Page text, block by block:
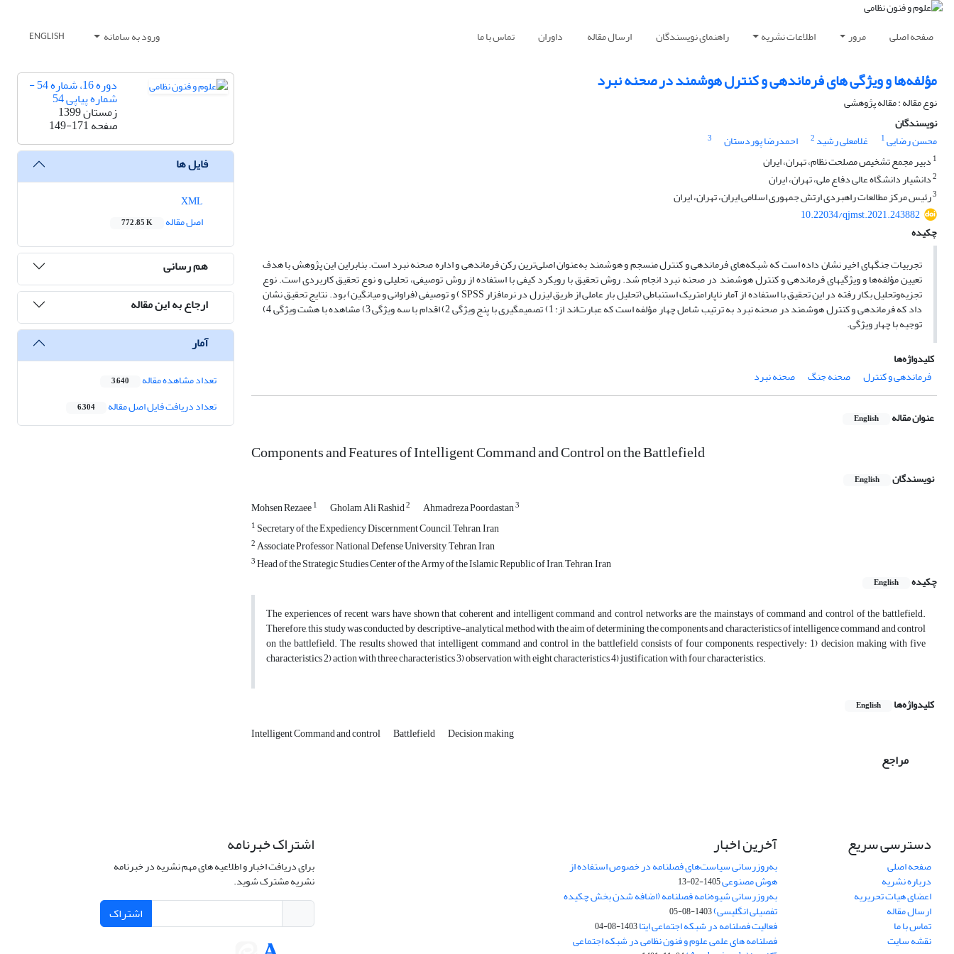
صفحه اصلی مرور اطلاعات نشریه راهنمای نویسندگان ارسال مقاله داوران تماس با ما ورود به سامانه ENGLISH
مؤلفه‌ها و ویژگی های فرماندهی و کنترل هوشمند در صحنه نبرد
نوع مقاله : مقاله پژوهشی
نویسندگان
محسن رضایی1 غلامعلی رشید 2 احمدرضا پوردستان
3
1 دبیر مجمع تشخیص مصلحت نظام، تهران، ایران
2دانشیار دانشگاه عالی دفاع ملی، تهران، ایران
3رئیس مرکز مطالعات راهبردی ارتش جمهوری اسلامی ایران، تهران، ایران
10.22034/qjmst.2021.243882
چکیده
تجربیات جنگ­های اخیر نشان داده است که شبکه‌های فرماندهی و کنترل منسجم و هوشمند به‌عنوان اصلی‌ترین رکن فرماندهی و اداره صحنه نبرد است. بنابراین این پژوهش با هدف
تعیین مؤلفه‌ها و ویژگی­های فرماندهی و کنترل هوشمند در صحنه نبرد انجام شد. روش تحقیق با رویکرد کیفی با استفاده از روش توصیفی، تحلیلی و نوع تحقیق کاربردی است. نوع
تجزیه‌وتحلیل بکار رفته در این تحقیق با استفاده از آمار ناپارامتریک استنباطی (تحلیل بار عاملی از طریق لیزرل در نرم­افزار SPSS ) و توصیفی (فراوانی و میانگین) بود. نتایج تحقیق نشان
داد که فرماندهی و کنترل هوشمند در صحنه نبرد به ترتیب شامل چهار مؤلفه­ است که عبارت‌اند از: 1) تصمیم­گیری با پنج ویژگی 2) اقدام با سه ویژگی 3) مشاهده با هشت ویژگی 4)
توجیه با چهار ویژگی.
کلیدواژه‌ها
فرماندهی و کنترل
صحنه جنگ صحنه نبرد
عنوان مقاله English
Components and Features of Intelligent Command and Control on the Battlefield
نویسندگان English
Mohsen Rezaee1 Gholam Ali Rashid2 Ahmadreza Poordastan3
1 Secretary of the Expediency Discernment Council, Tehran, Iran
2Associate Professor, National Defense University, Tehran, Iran
3Head of the Strategic Studies Center of the Army of the Islamic Republic of Iran, Tehran, Iran
چکیده
English
The experiences of recent wars have shown that coherent and intelligent command and control networks are the mainstays of command and control of the battlefield.
Therefore, this study was conducted by descriptive-analytical method with the aim of determining the components and characteristics of intelligence command and control
on the battlefield. The results showed that intelligent command and control in the battlefield consists of four components, respectively: 1) decision making with five
characteristics 2) action with three characteristics 3) observation with eight characteristics 4) justification with four characteristics.
کلیدواژه‌ها English
Intelligent Command and control Battlefield Decision making
مراجع
دوره 16، شماره 54 -
شماره پیاپی 54
زمستان 1399
صفحه149-171
فایل ها
اصل مقاله
772.85 K
هم رسانی
ارجاع به این مقاله
آمار
تعداد مشاهده مقاله 3,640
تعداد دریافت فایل اصل مقاله 6,304
دسترسی سریع
صفحه اصلی
درباره نشریه
اعضای هیات تحریریه
ارسال مقاله
تماس با ما
نقشه سایت
آخرین اخبار
به‌روزرسانی سیاست‌های فصلنامه در خصوص استفاده از
هوش مصنوعی1405-02-13
به‌روزرسانی شیوه‌نامه فصلنامه (اضافه شدن بخش چکیده
تفصیلی انگلیسی)1403-08-05
فعالیت فصلنامه در شبکه اجتماعی ایتا1403-08-04
فصلنامه های علمی علوم و فنون نظامی در شبکه اجتماعی
اشتراک خبرنامه
برای دریافت اخبار و اطلاعیه های مهم نشریه در خبرنامه
نشریه مشترک شوید.
اشتراک